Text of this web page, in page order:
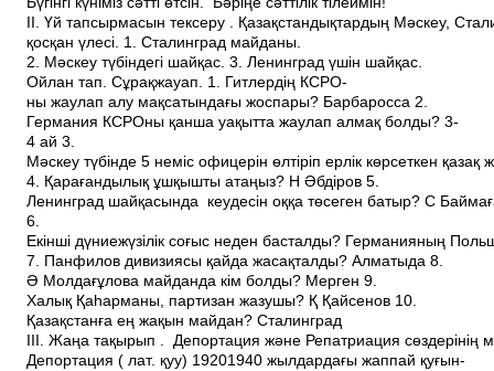
ІІ. Үй тапсырмасын тексеру . Қазақстандықтардың Мәскеу,
қосқан үлесі. 1. Сталинград майданы.
2. Мәскеу түбіндегі шайқас. 3. Ленинград үшін шайқас.
Ойлан тап. Сұрақ­жауап. 1. Гитлердің КСРО­
ны жаулап алу мақсатындағы жоспары? Барбаросса 2.
Германия КСРО­ны қанша уақытта жаулап алмақ болды? 3­
4 ай 3.
Мәскеу түбінде 5 неміс офицерін өлтіріп ерлік көрсеткен қазақ
4. Қарағандылық ұшқышты атаңыз? Н Әбдіров 5.
Ленинград шайқасында кеудесін оққа төсеген батыр? С
6.
Екінші дүниежүзілік соғыс неден басталды? Германияның
7. Панфилов дивизиясы қайда жасақталды? Алматыда 8.
Ә Молдағұлова майданда кім болды? Мерген 9.
Халық Қаһарманы, партизан жазушы? Қ Қайсенов 10.
Қазақстанға ең жақын майдан? Сталинград
ІІІ. Жаңа тақырып . Депортация және Репатриация сөздерінің
Депортация ( лат. қуу)­ 1920­1940 жылдардағы жаппай қуғын­